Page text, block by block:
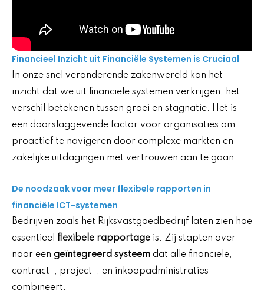
Financieel Inzicht uit Financiële Systemen is Cruciaal
In onze snel veranderende zakenwereld kan het
inzicht dat we uit financiële systemen verkrijgen, het
verschil betekenen tussen groei en stagnatie. Het is
een doorslaggevende factor voor organisaties om
proactief te navigeren door complexe markten en
zakelijke uitdagingen met vertrouwen aan te gaan.
De noodzaak voor meer flexibele rapporten in
financiële ICT-systemen
Bedrijven zoals het Rijksvastgoedbedrijf laten zien hoe
essentieel flexibele rapportage is. Zij stapten over
naar een geïntegreerd systeem dat alle financiële,
contract-, project-, en inkoopadministraties
combineert.